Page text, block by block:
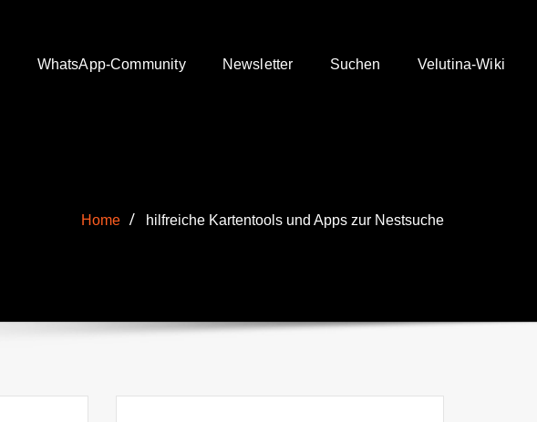
WhatsApp-Community Newsletter Suchen Velutina-Wiki
Home hilfreiche Kartentools und Apps zur Nestsuche